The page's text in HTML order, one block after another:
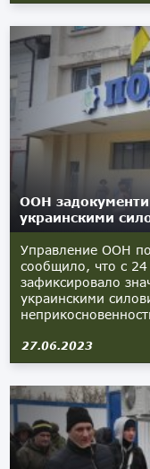
ООН
украинскими
Управление ООН
сообщило, что с
зафиксировало
украинскими
27.06.2023